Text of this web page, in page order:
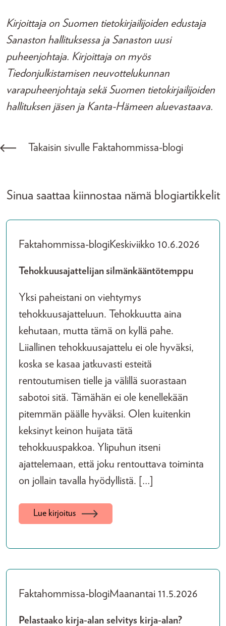
Kirjoittaja on Suomen tietokirjailijoiden edustaja
Sanaston hallituksessa ja Sanaston uusi
puheenjohtaja. Kirjoittaja on myös
Tiedonjulkistamisen neuvottelukunnan
varapuheenjohtaja sekä Suomen tietokirjailijoiden
hallituksen jäsen ja Kanta-Hämeen aluevastaava.
Takaisin sivulle Faktahommissa-blogi
Sinua saattaa kiinnostaa nämä blogiartikkelit
Faktahommissa-blogiKeskiviikko 10.6.2026
Tehokkuusajattelijan silmänkääntötemppu
Yksi paheistani on viehtymys
tehokkuusajatteluun. Tehokkuutta aina
kehutaan, mutta tämä on kyllä pahe.
Liiallinen tehokkuusajattelu ei ole hyväksi,
koska se kasaa jatkuvasti esteitä
rentoutumisen tielle ja välillä suorastaan
sabotoi sitä. Tämähän ei ole kenellekään
pitemmän päälle hyväksi. Olen kuitenkin
keksinyt keinon huijata tätä
tehokkuuspakkoa. Ylipuhun itseni
ajattelemaan, että joku rentouttava toiminta
on jollain tavalla hyödyllistä. […]
Lue kirjoitus
Faktahommissa-blogiMaanantai 11.5.2026
Pelastaako kirja-alan selvitys kirja-alan?